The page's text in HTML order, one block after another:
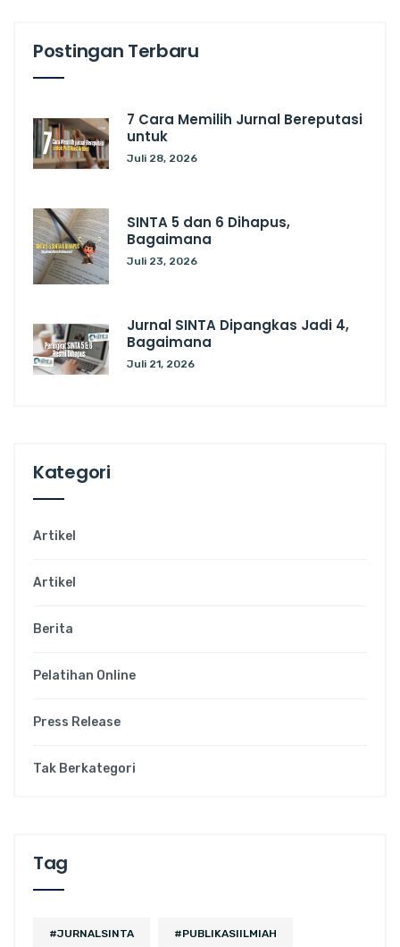
Postingan Terbaru
7 Cara Memilih Jurnal Bereputasi
untuk
Juli 28, 2026
SINTA 5 dan 6 Dihapus,
Bagaimana
Juli 23, 2026
Jurnal SINTA Dipangkas Jadi 4,
Bagaimana
Juli 21, 2026
Kategori
Artikel
Artikel
Berita
Pelatihan Online
Press Release
Tak Berkategori
Tag
#JURNALSINTA #PUBLIKASIILMIAH